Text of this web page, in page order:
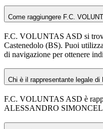
Come raggiungere F.C.
F.C. VOLUNTAS ASD si
Castenedolo (BS). Puoi
di navigazione per ottenere
Chi è il rappresentante legale di
F.C. VOLUNTAS ASD è
ALESSANDRO